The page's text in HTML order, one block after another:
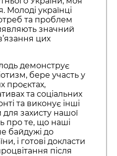
Молоді українці
та проблем
значний
цих
демонструє
бере участь у
проєктах,
та соціальних
та виконує інші
для захисту нашої
про те, що наші
байдужі до
і готові докласти
після